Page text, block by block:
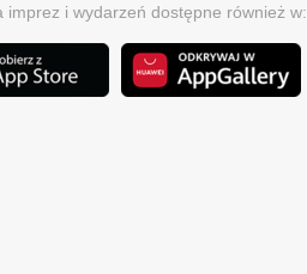
imprez i wydarzeń dostępne również w: